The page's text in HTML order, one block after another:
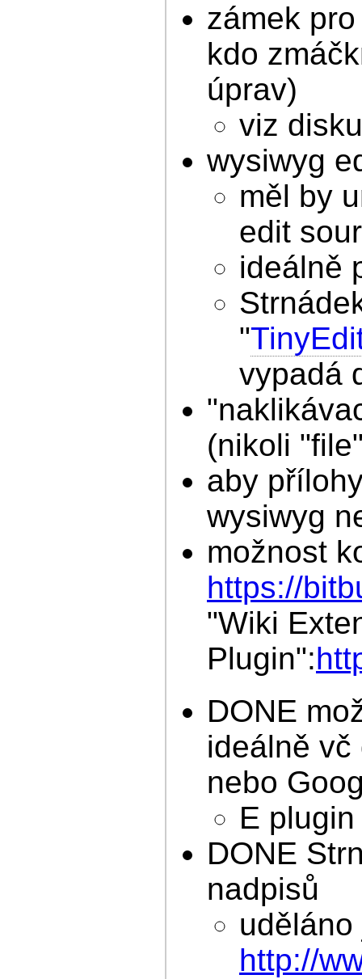
zámek
kdo
úprav)
viz
wysiwyg
měl by
edit
ideálně
"
vypadá
(nikoli
aby
wysiwyg
možnost
https://
"Wiki
Plugin":
DONE
ideálně
nebo
E
DONE
nadpisů
http://